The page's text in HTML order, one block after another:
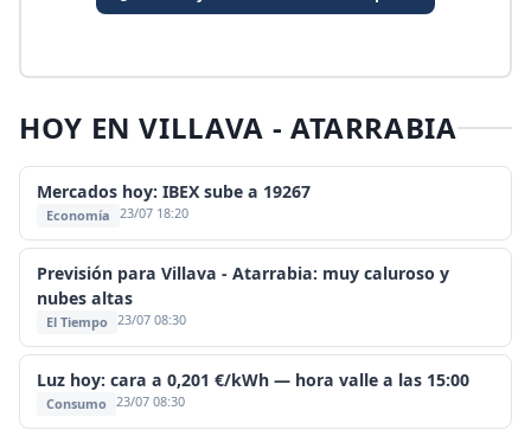
HOY EN VILLAVA - ATARRABIA
Mercados hoy: IBEX sube a 19267
Economía 23/07 18:20
Previsión para Villava - Atarrabia: muy caluroso y
nubes altas
El Tiempo 23/07 08:30
Luz hoy: cara a 0,201 €/kWh — hora valle a las 15:00
Consumo 23/07 08:30